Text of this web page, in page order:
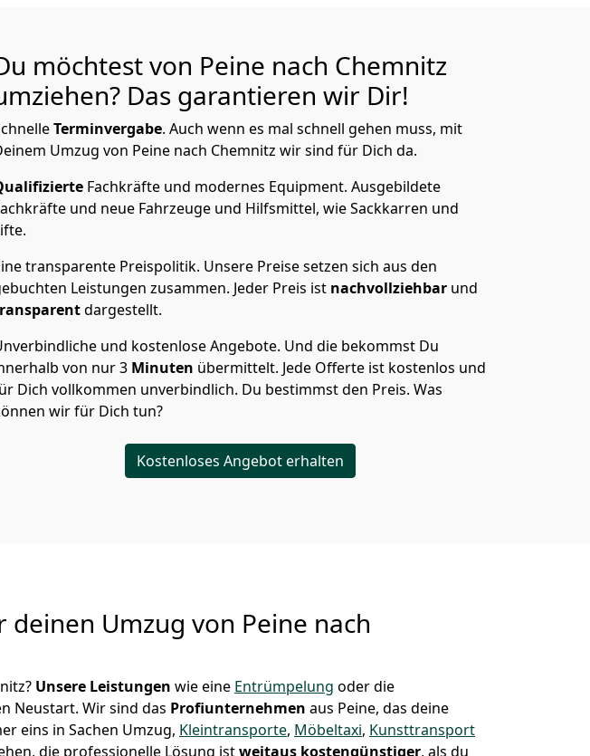
möchtest von Peine nach Chemnitz
Das garantieren wir Dir!
Terminvergabe. Auch wenn es mal schnell gehen muss, mit
Umzug von Peine nach Chemnitz wir sind für Dich da.
Fachkräfte und modernes Equipment. Ausgebildete
und neue Fahrzeuge und Hilfsmittel, wie Sackkarren und
transparente Preispolitik. Unsere Preise setzen sich aus den
Leistungen zusammen. Jeder Preis ist nachvollziehbar und
dargestellt.
und kostenlose Angebote. Und die bekommst Du
von nur3 Minuten übermittelt. Jede Offerte ist kostenlos und
Dich vollkommen unverbindlich. Du bestimmst den Preis. Was
wir für Dich tun?
Kostenloses Angebot erhalten
deinen Umzug von Peine nach
Unsere Leistungen wie eine Entrümpelung oder die
Neustart. Wir sind das Profiunternehmen aus Peine, das deine
eins in Sachen Umzug, Kleintransporte, Möbeltaxi, Kunsttransport
die professionelle Lösung istweitaus kostengünstiger, als du